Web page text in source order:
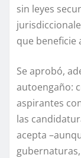
sin leyes
que beneficie
Se aprobó,
autoengaño:
aspirantes
las
acepta